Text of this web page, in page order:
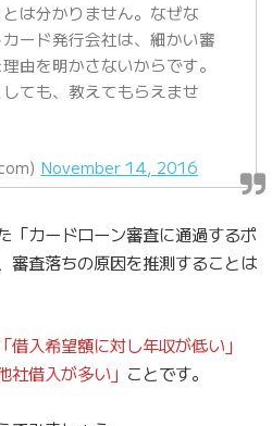
は分かりません。なぜな
ード発行会社は、細かい審
由を明かさないからです。
ても、教えてもらえませ
November 14, 2016
「カードローン審査に通過するポ
審査落ちの原因を推測することは
借入希望額に対し年収が低い」
社借入が多い」 ことです。